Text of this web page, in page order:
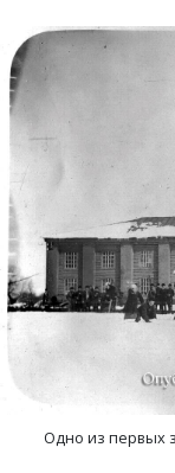
Одно из первых
Нестерково,
Новая Печуга,
Новосёлка,
Остров, деревня
Палашкино, село
Патакино, село